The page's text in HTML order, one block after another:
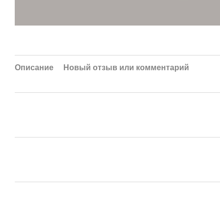
Описание Новый отзыв или комментарий